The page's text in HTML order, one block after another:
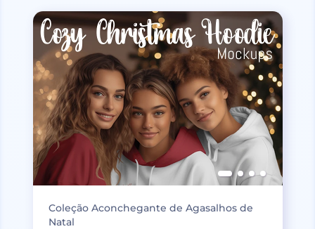
Coleção Aconchegante de Agasalhos de
Natal